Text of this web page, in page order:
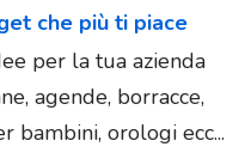
che più ti piace
per la tua azienda
agende, borracce,
bambini, orologi ecc...